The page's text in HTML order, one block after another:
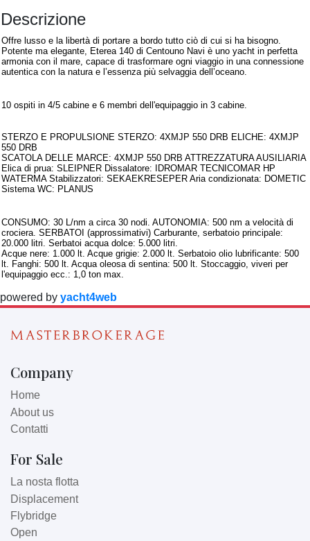
Descrizione
Offre lusso e la libertà di portare a bordo tutto ciò di cui si ha bisogno.
Potente ma elegante, Eterea 140 di Centouno Navi è uno yacht in perfetta
armonia con il mare, capace di trasformare ogni viaggio in una connessione
autentica con la natura e l’essenza più selvaggia dell’oceano.
10 ospiti in 4/5 cabine e 6 membri dell'equipaggio in 3 cabine.
STERZO E PROPULSIONE STERZO: 4XMJP 550 DRB ELICHE: 4XMJP
550 DRB
SCATOLA DELLE MARCE: 4XMJP 550 DRB ATTREZZATURA AUSILIARIA
Elica di prua: SLEIPNER Dissalatore: IDROMAR TECNICOMAR HP
WATERMA Stabilizzatori: SEKAEKRESEPER Aria condizionata: DOMETIC
Sistema WC: PLANUS
CONSUMO: 30 L/nm a circa 30 nodi. AUTONOMIA: 500 nm a velocità di
crociera. SERBATOI (approssimativi) Carburante, serbatoio principale:
20.000 litri. Serbatoi acqua dolce: 5.000 litri.
Acque nere: 1.000 lt. Acque grigie: 2.000 lt. Serbatoio olio lubrificante: 500
lt. Fanghi: 500 lt. Acqua oleosa di sentina: 500 lt. Stoccaggio, viveri per
l'equipaggio ecc.: 1,0 ton max.
powered by yacht4web
Company
Home
About us
Contatti
For Sale
La nosta flotta
Displacement
Flybridge
Open